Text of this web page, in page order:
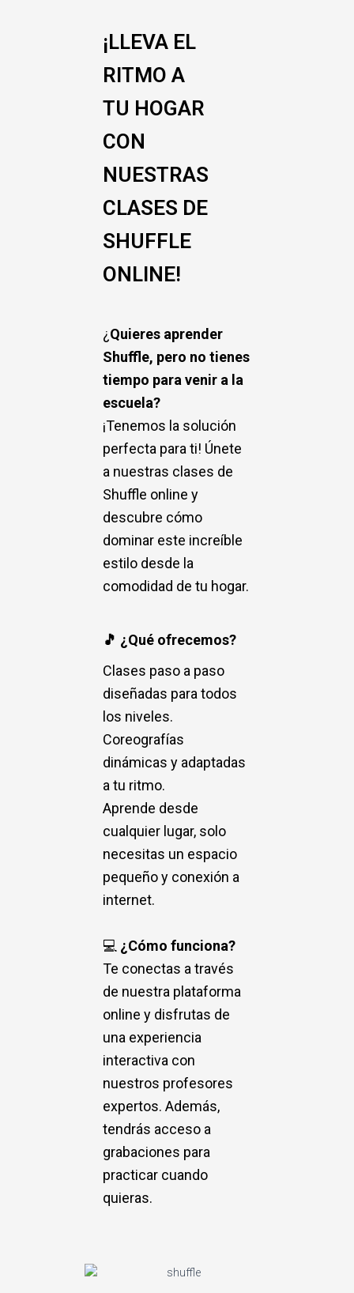
¡LLEVA EL
RITMO A
TU HOGAR
CON
NUESTRAS
CLASES DE
SHUFFLE
ONLINE!
¿Quieres aprender
Shuffle, pero no tienes
tiempo para venir a la
escuela?
¡Tenemos la solución
perfecta para ti! Únete
a nuestras clases de
Shuffle online y
descubre cómo
dominar este increíble
estilo desde la
comodidad de tu hogar.
🎵 ¿Qué ofrecemos?
Clases paso a paso
diseñadas para todos
los niveles.
Coreografías
dinámicas y adaptadas
a tu ritmo.
Aprende desde
cualquier lugar, solo
necesitas un espacio
pequeño y conexión a
internet.
💻 ¿Cómo funciona?
Te conectas a través
de nuestra plataforma
online y disfrutas de
una experiencia
interactiva con
nuestros profesores
expertos. Además,
tendrás acceso a
grabaciones para
practicar cuando
quieras.